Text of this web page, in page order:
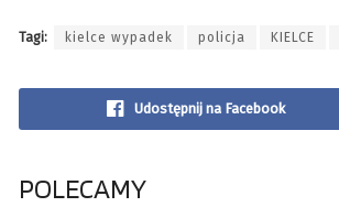
Tagi: kielce wypadek policja KIELCE
Udostępnij na Facebook
POLECAMY